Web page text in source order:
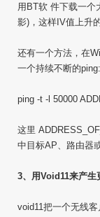
用BT软 件下载一个
影)，这样IV值上升
还有一个方法，在
一个持续不断的ping:
ping -t -l 50000
这里
中目标AP、路由器
3、用Void11来产生
void11把一个无线